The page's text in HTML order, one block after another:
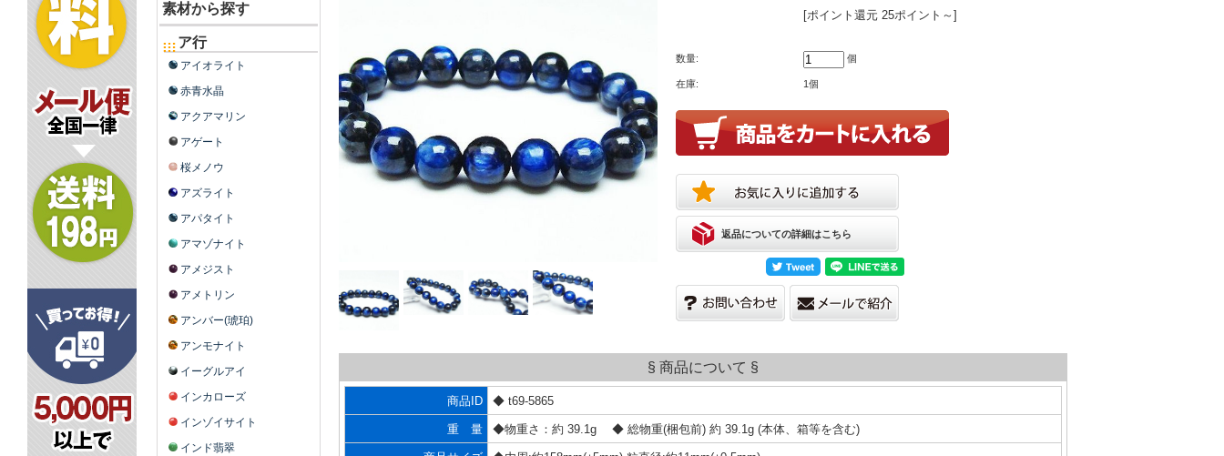
[ポイント還元 25ポイント～]
数量: 個
在庫: 1個
返品についての詳細はこちら
§ 商品について §
商品ID ◆ t69-5865
重 量 ◆物重さ：約 39.1g ◆ 総物重(梱包前) 約 39.1g (本体、箱等を含む)
素材から探す
ア行
アイオライト
赤青水晶
アクアマリン
アゲート
桜メノウ
アズライト
アパタイト
アマゾナイト
アメジスト
アメトリン
アンバー(琥珀)
アンモナイト
イーグルアイ
インカローズ
インゾイサイト
インド翡翠